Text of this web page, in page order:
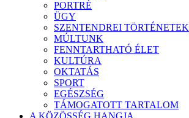
PORTRÉ
ÜGY
SZENTENDREI TÖRTÉNETEK
MÚLTUNK
FENNTARTHATÓ ÉLET
KULTÚRA
OKTATÁS
SPORT
EGÉSZSÉG
TÁMOGATOTT TARTALOM
A KÖZÖSSÉG HANGJA